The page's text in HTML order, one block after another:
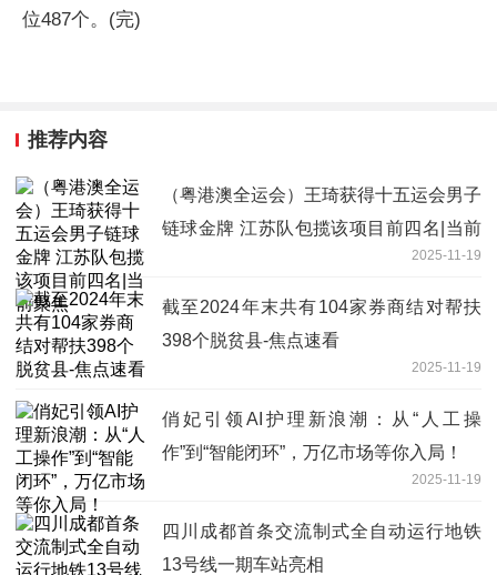
位487个。(完)
推荐内容
（粤港澳全运会）王琦获得十五运会男子
链球金牌 江苏队包揽该项目前四名|当前
2025-11-19
截至2024年末共有104家券商结对帮扶
398个脱贫县-焦点速看
2025-11-19
俏妃引领AI护理新浪潮：从“人工操
作”到“智能闭环”，万亿市场等你入局！
2025-11-19
四川成都首条交流制式全自动运行地铁
13号线一期车站亮相